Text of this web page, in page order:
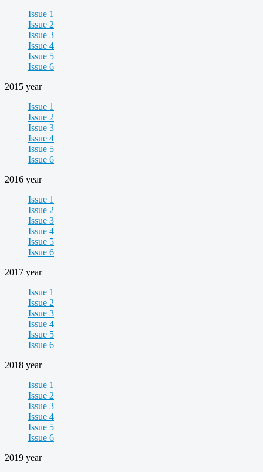
Issue 1
Issue 2
Issue 3
Issue 4
Issue 5
Issue 6
2015 year
Issue 1
Issue 2
Issue 3
Issue 4
Issue 5
Issue 6
2016 year
Issue 1
Issue 2
Issue 3
Issue 4
Issue 5
Issue 6
2017 year
Issue 1
Issue 2
Issue 3
Issue 4
Issue 5
Issue 6
2018 year
Issue 1
Issue 2
Issue 3
Issue 4
Issue 5
Issue 6
2019 year